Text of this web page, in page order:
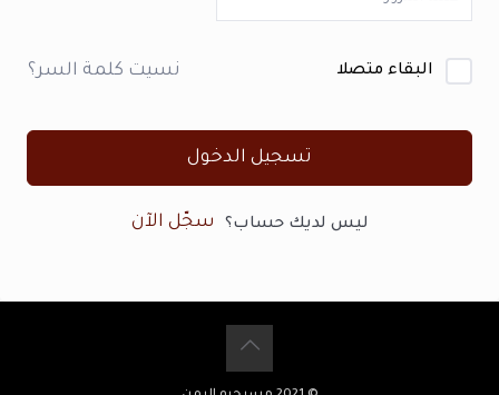
البقاء متصلا نسيت كلمة السر؟
تسجيل الدخول
ليس لديك حساب؟ سجّل الآن